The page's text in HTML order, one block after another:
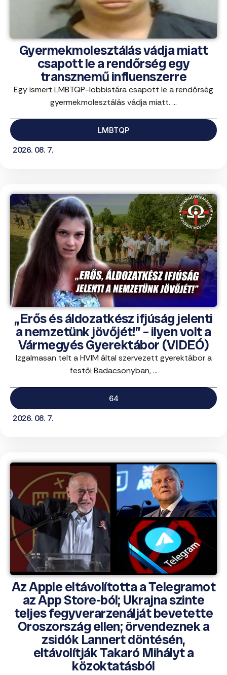
Gyermekmolesztálás vádja miatt
csapott le a rendőrség egy
transznemű influenszerre
Egy ismert LMBTQP-lobbistára csapott le a rendőrség
gyermekmolesztálás vádja miatt. ...
LMBTQP
2026. 08. 7.
„Erős és áldozatkész ifjúság jelenti
a nemzetünk jövőjét!” – ilyen volt a
Vármegyés Gyerektábor (VIDEÓ)
Izgalmasan telt a HVIM által szervezett gyerektábor a
festői Badacsonyban, ...
64
2026. 08. 7.
Az Apple eltávolította a Telegramot
az App Store-ból; Ukrajna szinte
teljes fegyverarzenálját bevetette
Oroszország ellen; örvendeznek a
zsidók Lannert döntésén,
eltávolítják Takaró Mihályt a
közoktatásból